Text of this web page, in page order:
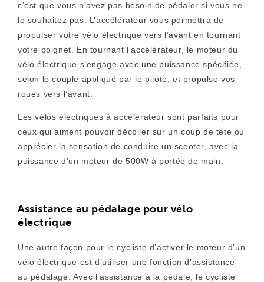
c’est que vous n’avez pas besoin de pédaler si vous ne
le souhaitez pas. L’accélérateur vous permettra de
propulser votre vélo électrique vers l’avant en tournant
votre poignet. En tournant l’accélérateur, le moteur du
vélo électrique s’engage avec une puissance spécifiée,
selon le couple appliqué par le pilote, et propulse vos
roues vers l’avant.
Les vélos électriques à accélérateur sont parfaits pour
ceux qui aiment pouvoir décoller sur un coup de tête ou
apprécier la sensation de conduire un scooter, avec la
puissance d’un moteur de 500W à portée de main.
Assistance au pédalage pour vélo
électrique
Une autre façon pour le cycliste d’activer le moteur d’un
vélo électrique est d’utiliser une fonction d’assistance
au pédalage. Avec l’assistance à la pédale, le cycliste